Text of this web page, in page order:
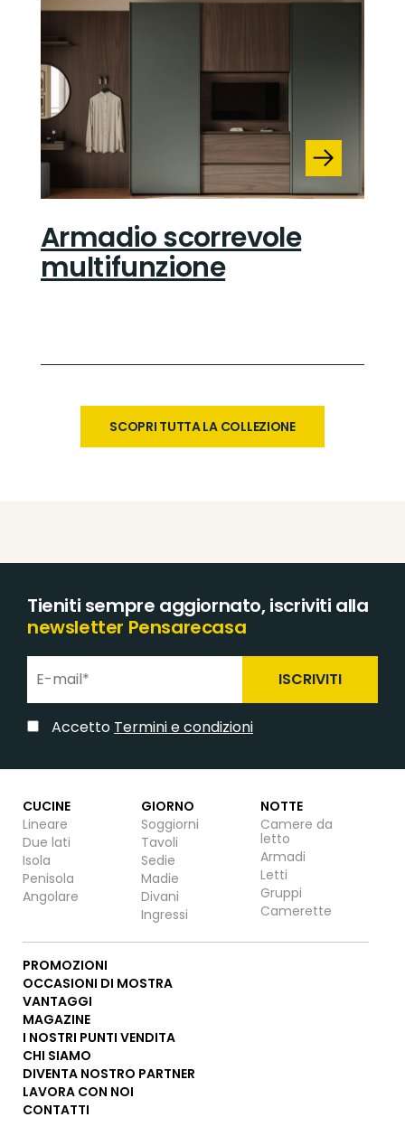
Armadio scorrevole
multifunzione
SCOPRI TUTTA LA COLLEZIONE
Tieniti sempre aggiornato, iscriviti alla
newsletter Pensarecasa
ISCRIVITI
Accetto Termini e condizioni
CUCINE
Lineare
Due lati
Isola
Penisola
Angolare
GIORNO
Soggiorni
Tavoli
Sedie
Madie
Divani
Ingressi
NOTTE
Camere da
letto
Armadi
Letti
Gruppi
Camerette
PROMOZIONI
OCCASIONI DI MOSTRA
VANTAGGI
MAGAZINE
I NOSTRI PUNTI VENDITA
CHI SIAMO
DIVENTA NOSTRO PARTNER
LAVORA CON NOI
CONTATTI